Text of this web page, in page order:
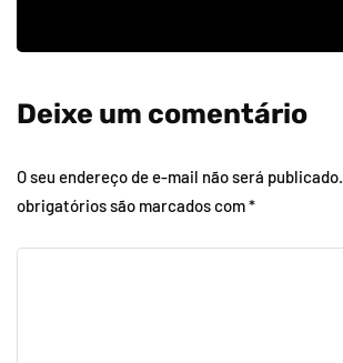
Deixe um comentário
O seu endereço de e-mail não será publicado.
obrigatórios são marcados com*